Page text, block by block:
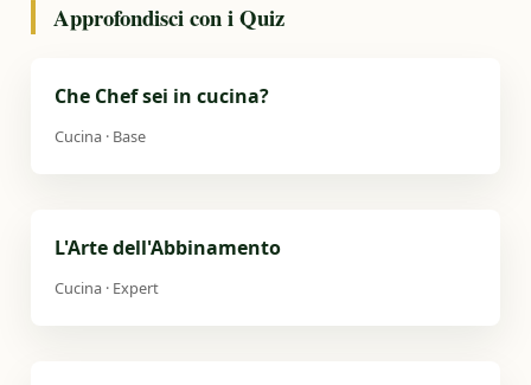
Approfondisci con i Quiz
Che Chef sei in cucina?
Cucina · Base
L'Arte dell'Abbinamento
Cucina · Expert